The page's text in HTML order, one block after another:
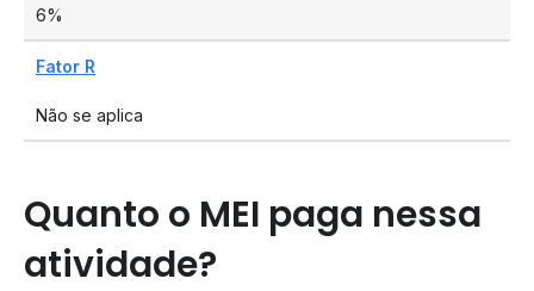
6%
Fator R
Não se aplica
Quanto o MEI paga nessa
atividade?